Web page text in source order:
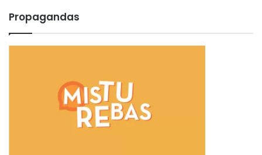
Propagandas